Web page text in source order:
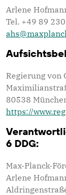
Arlene
Tel. +49 89
Regierung von
80538
https://
6 DDG:
Max-Planck-
Arlene